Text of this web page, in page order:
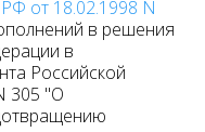
от 18.02.1998 N
в решения
в
Российской
305 "О